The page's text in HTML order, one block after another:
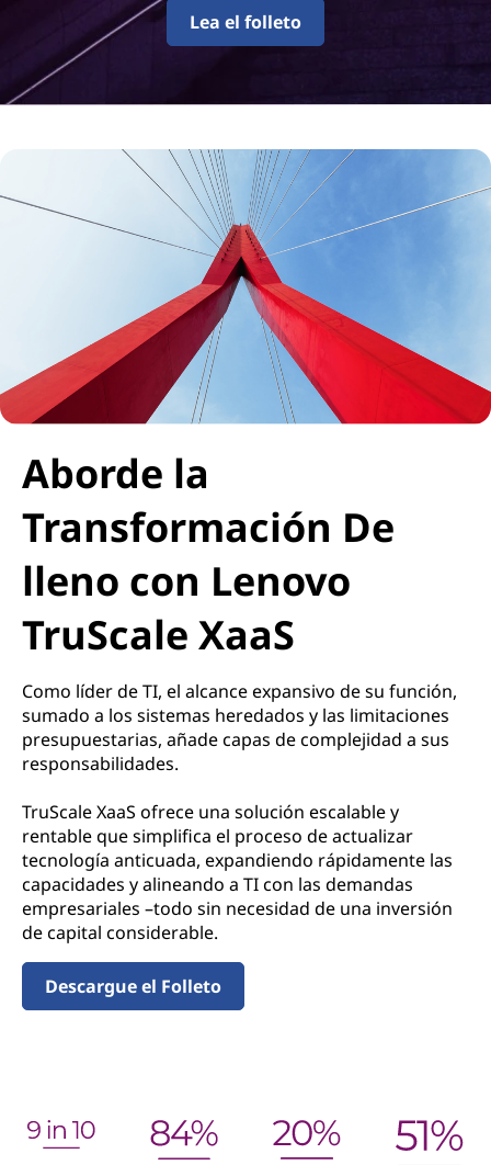
Lea el folleto
Aborde la
Transformación De
lleno con Lenovo
TruScale XaaS
Como líder de TI, el alcance expansivo de su función,
sumado a los sistemas heredados y las limitaciones
presupuestarias, añade capas de complejidad a sus
responsabilidades.
TruScale XaaS ofrece una solución escalable y
rentable que simplifica el proceso de actualizar
tecnología anticuada, expandiendo rápidamente las
capacidades y alineando a TI con las demandas
empresariales –todo sin necesidad de una inversión
de capital considerable.
Descargue el Folleto